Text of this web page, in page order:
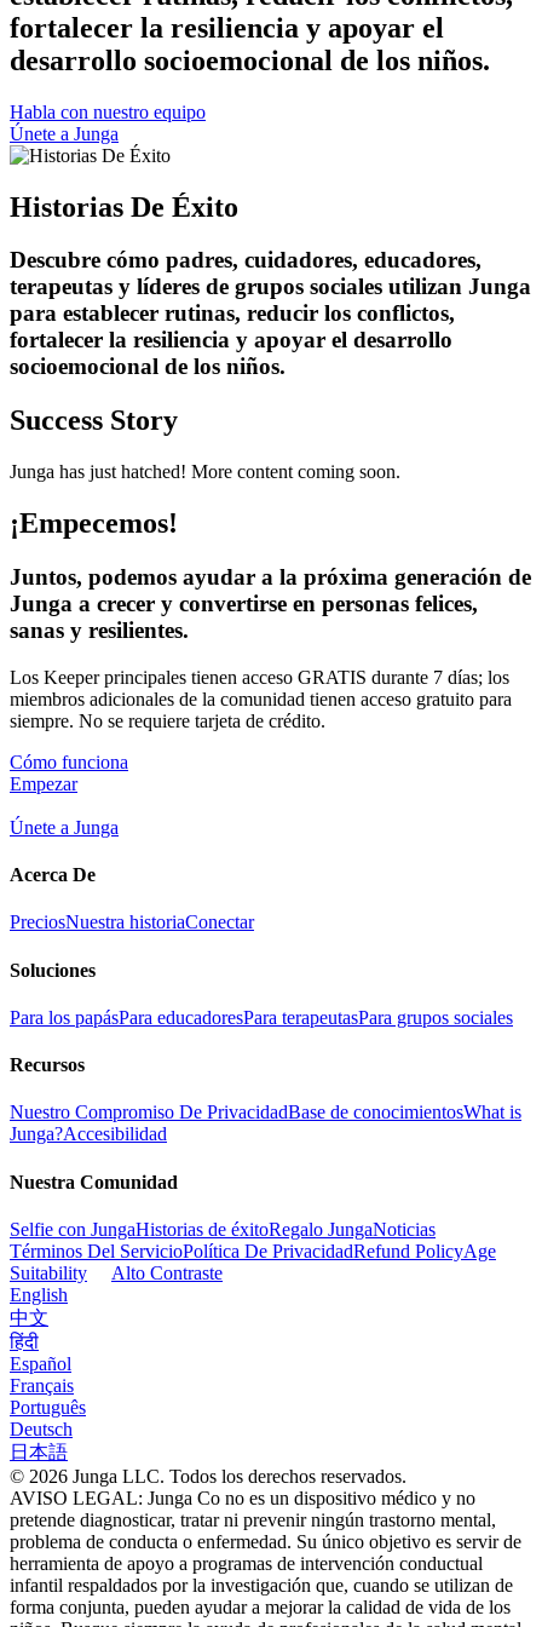
fortalecer la resiliencia y apoyar el
desarrollo socioemocional de los niños.
Habla con nuestro equipo
Únete a Junga
Historias De Éxito
Descubre cómo padres, cuidadores, educadores,
terapeutas y líderes de grupos sociales utilizan Junga
para establecer rutinas, reducir los conflictos,
fortalecer la resiliencia y apoyar el desarrollo
socioemocional de los niños.
Success Story
Junga has just hatched! More content coming soon.
¡Empecemos!
Juntos, podemos ayudar a la próxima generación de
Junga a crecer y convertirse en personas felices,
sanas y resilientes.
Los Keeper principales tienen acceso GRATIS durante 7 días; los
miembros adicionales de la comunidad tienen acceso gratuito para
siempre. No se requiere tarjeta de crédito.
Cómo funciona
Empezar
Únete a Junga
Acerca De
PreciosNuestra historiaConectar
Soluciones
Para los papásPara educadoresPara terapeutasPara grupos sociales
Recursos
Nuestro Compromiso De PrivacidadBase de conocimientosWhat is
Junga?Accesibilidad
Nuestra Comunidad
Selfie con JungaHistorias de éxitoRegalo JungaNoticias
Términos Del ServicioPolítica De PrivacidadRefund PolicyAge
Suitability
Alto Contraste
English
中文
हिंदी
Español
Français
Português
Deutsch
日本語
© 2026 Junga LLC. Todos los derechos reservados.
AVISO LEGAL: Junga Co no es un dispositivo médico y no
pretende diagnosticar, tratar ni prevenir ningún trastorno mental,
problema de conducta o enfermedad. Su único objetivo es servir de
herramienta de apoyo a programas de intervención conductual
infantil respaldados por la investigación que, cuando se utilizan de
forma conjunta, pueden ayudar a mejorar la calidad de vida de los